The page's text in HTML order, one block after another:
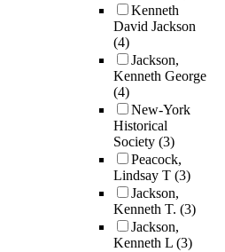
Kenneth
David Jackson
(4)
Jackson,
Kenneth George
(4)
New-York
Historical
Society (3)
Peacock,
Lindsay T (3)
Jackson,
Kenneth T. (3)
Jackson,
Kenneth L (3)